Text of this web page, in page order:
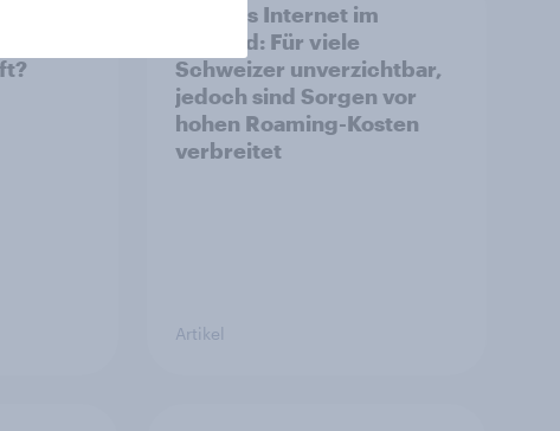
Mobiles Internet im
Ausland: Für viele
Schweizer unverzichtbar,
jedoch sind Sorgen vor
hohen Roaming-Kosten
verbreitet
Artikel